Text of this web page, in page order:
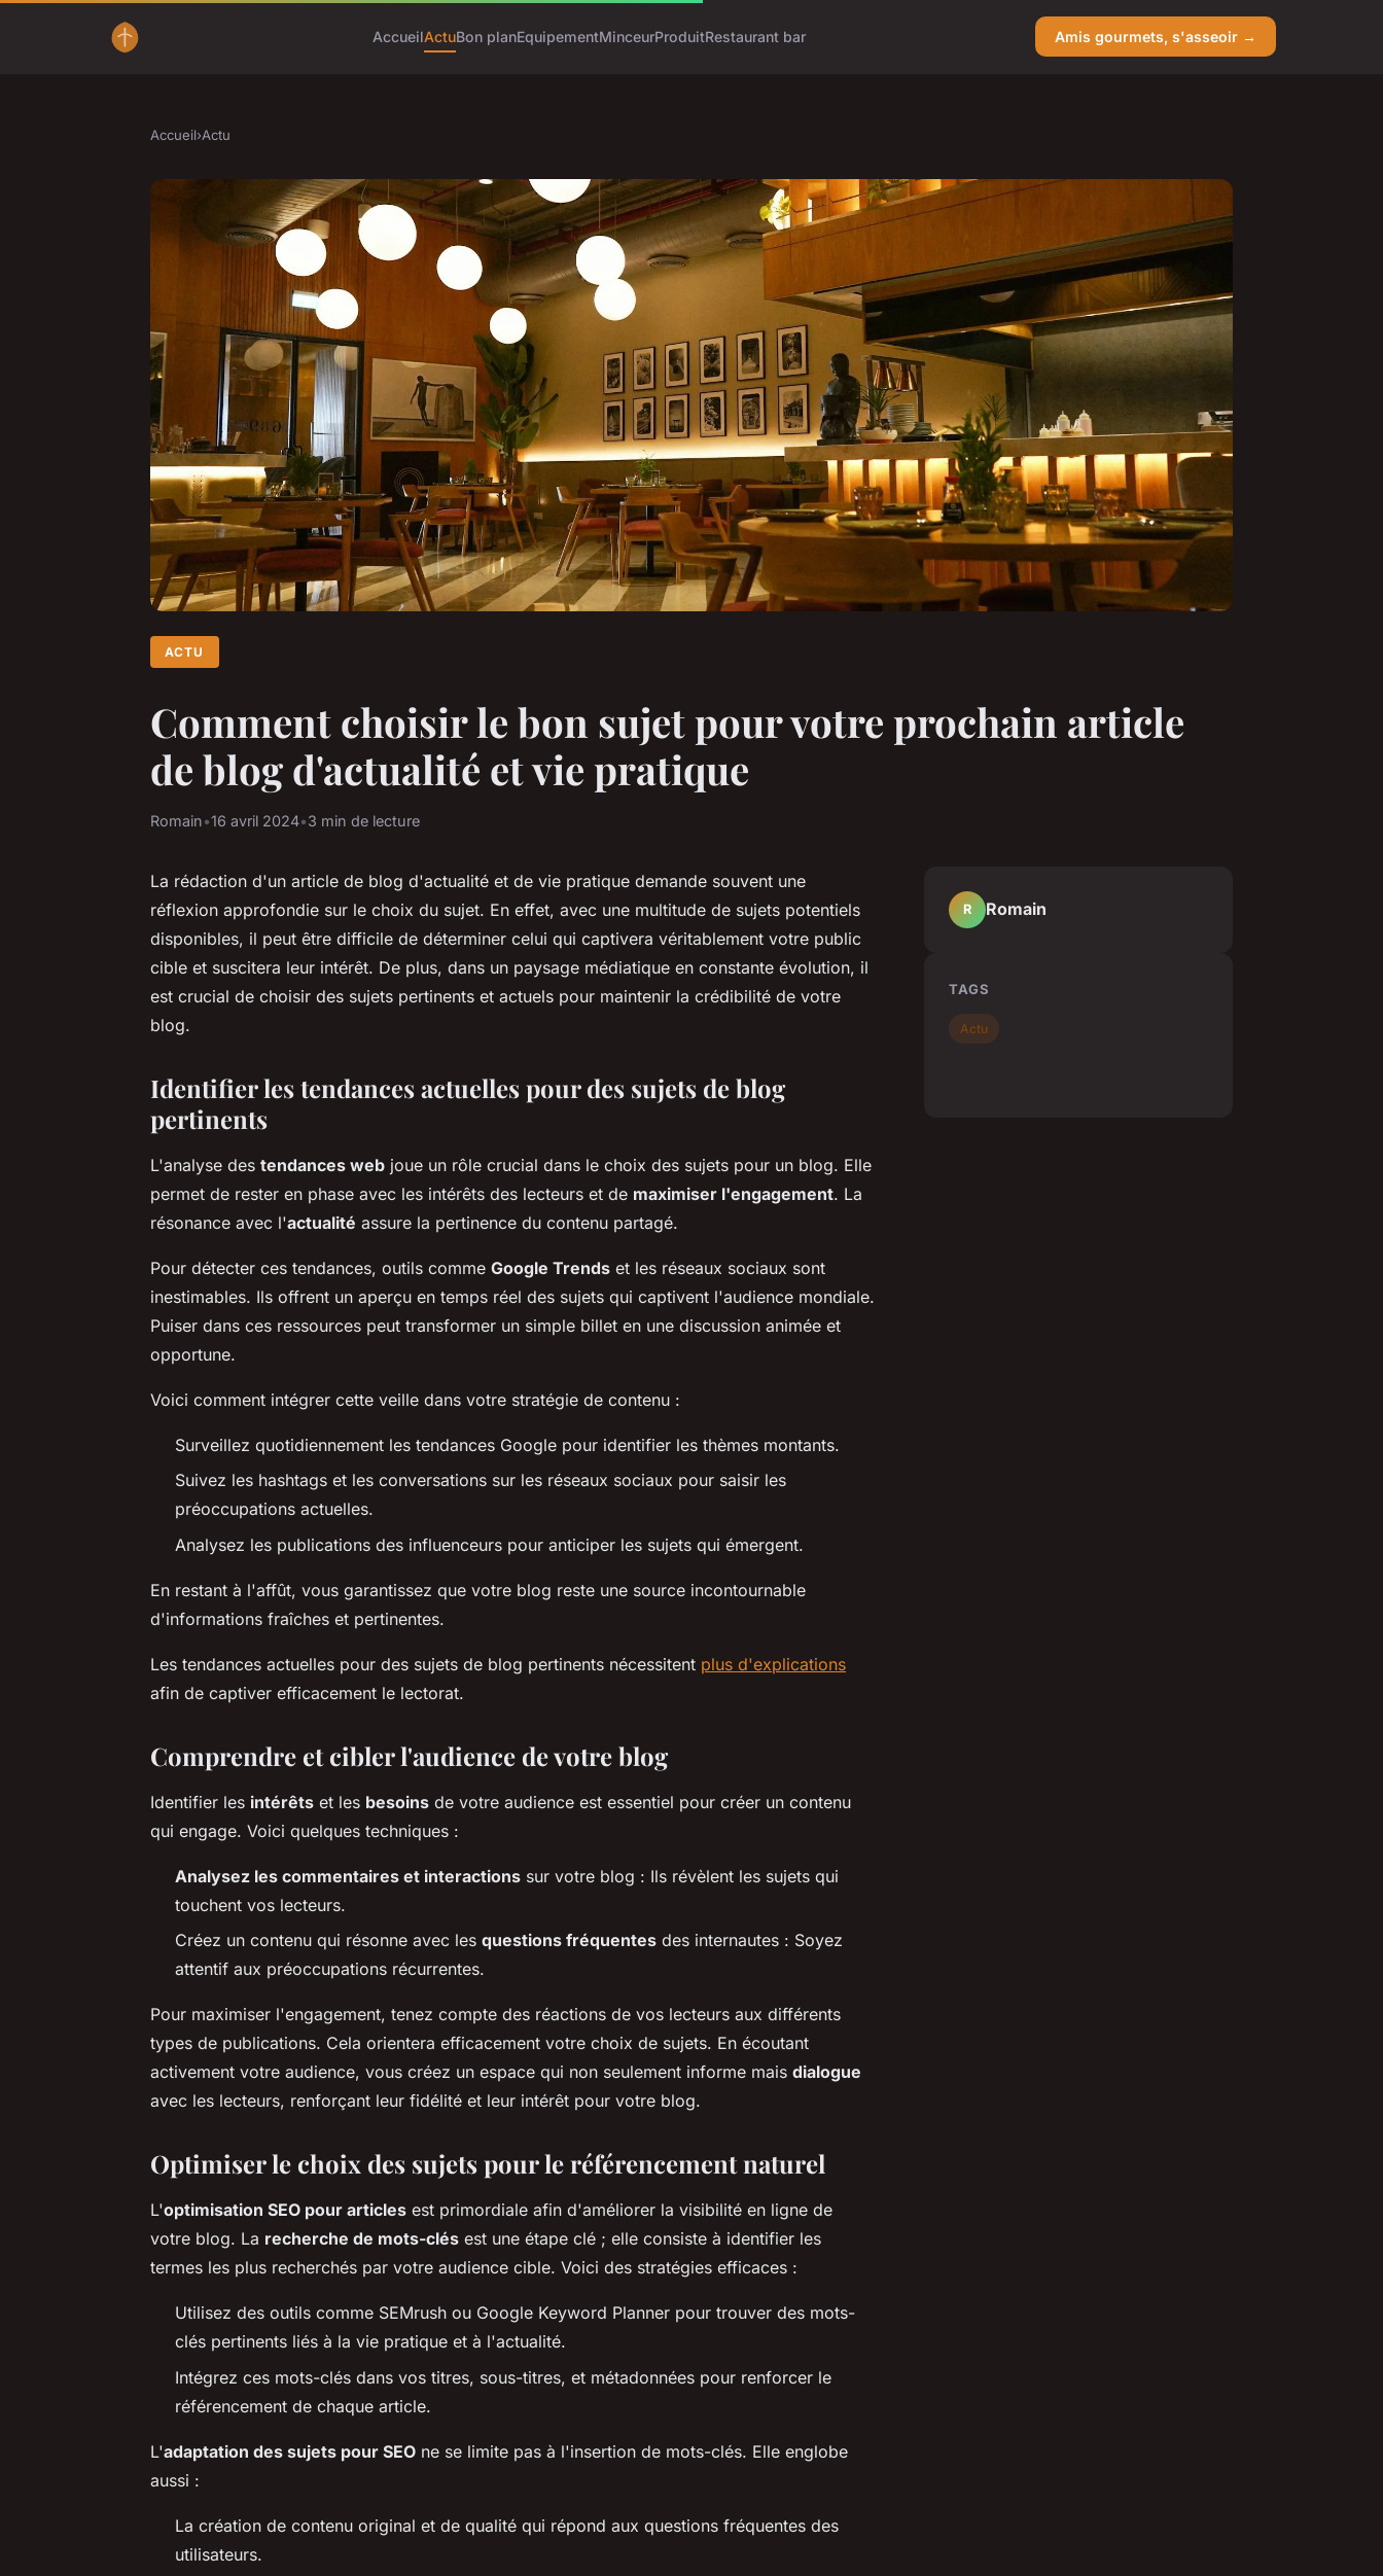
AccueilActuBon planEquipementMinceurProduitRestaurant bar Amis gourmets, s'asseoir →
Accueil›Actu
ACTU
Comment choisir le bon sujet pour votre prochain article
de blog d'actualité et vie pratique
Romain•16 avril 2024•3 min de lecture
La rédaction d'un article de blog d'actualité et de vie pratique demande souvent une
réflexion approfondie sur le choix du sujet. En effet, avec une multitude de sujets potentiels
disponibles, il peut être difficile de déterminer celui qui captivera véritablement votre public
cible et suscitera leur intérêt. De plus, dans un paysage médiatique en constante évolution, il
est crucial de choisir des sujets pertinents et actuels pour maintenir la crédibilité de votre
blog.
Identifier les tendances actuelles pour des sujets de blog
pertinents
L'analyse des tendances web joue un rôle crucial dans le choix des sujets pour un blog. Elle
permet de rester en phase avec les intérêts des lecteurs et de maximiser l'engagement. La
résonance avec l'actualité assure la pertinence du contenu partagé.
Pour détecter ces tendances, outils comme Google Trends et les réseaux sociaux sont
inestimables. Ils offrent un aperçu en temps réel des sujets qui captivent l'audience mondiale.
Puiser dans ces ressources peut transformer un simple billet en une discussion animée et
opportune.
Voici comment intégrer cette veille dans votre stratégie de contenu :
Surveillez quotidiennement les tendances Google pour identifier les thèmes montants.
Suivez les hashtags et les conversations sur les réseaux sociaux pour saisir les
préoccupations actuelles.
Analysez les publications des influenceurs pour anticiper les sujets qui émergent.
En restant à l'affût, vous garantissez que votre blog reste une source incontournable
d'informations fraîches et pertinentes.
Les tendances actuelles pour des sujets de blog pertinents nécessitent plus d'explications
afin de captiver efficacement le lectorat.
Comprendre et cibler l'audience de votre blog
Identifier les intérêts et les besoins de votre audience est essentiel pour créer un contenu
qui engage. Voici quelques techniques :
Analysez les commentaires et interactions sur votre blog : Ils révèlent les sujets qui
touchent vos lecteurs.
Créez un contenu qui résonne avec les questions fréquentes des internautes : Soyez
attentif aux préoccupations récurrentes.
Pour maximiser l'engagement, tenez compte des réactions de vos lecteurs aux différents
types de publications. Cela orientera efficacement votre choix de sujets. En écoutant
activement votre audience, vous créez un espace qui non seulement informe mais dialogue
avec les lecteurs, renforçant leur fidélité et leur intérêt pour votre blog.
Optimiser le choix des sujets pour le référencement naturel
L'optimisation SEO pour articles est primordiale afin d'améliorer la visibilité en ligne de
votre blog. La recherche de mots-clés est une étape clé ; elle consiste à identifier les
termes les plus recherchés par votre audience cible. Voici des stratégies efficaces :
Utilisez des outils comme SEMrush ou Google Keyword Planner pour trouver des mots-
clés pertinents liés à la vie pratique et à l'actualité.
Intégrez ces mots-clés dans vos titres, sous-titres, et métadonnées pour renforcer le
référencement de chaque article.
L'adaptation des sujets pour SEO ne se limite pas à l'insertion de mots-clés. Elle englobe
aussi :
La création de contenu original et de qualité qui répond aux questions fréquentes des
utilisateurs.
R Romain
TAGS
Actu